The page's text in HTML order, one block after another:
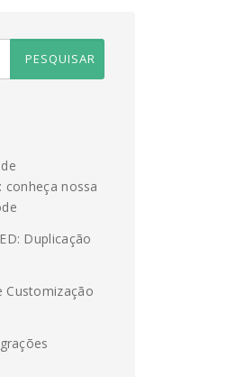
conheça nossa
Duplicação
Customização